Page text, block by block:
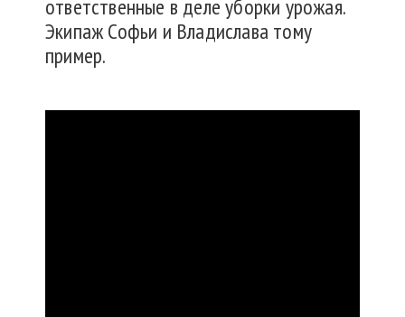
ответственные в деле уборки урожая.
Экипаж Софьи и Владислава тому
пример.